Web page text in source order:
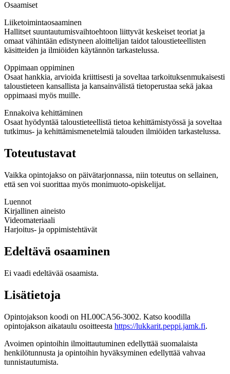
Osaamiset
Liiketoimintaosaaminen
Hallitset suuntautumisvaihtoehtoon liittyvät keskeiset teoriat ja
omaat vähintään edistyneen aloittelijan taidot taloustieteellisten
käsitteiden ja ilmiöiden käytännön tarkastelussa.
Oppimaan oppiminen
Osaat hankkia, arvioida kriittisesti ja soveltaa tarkoituksenmukaisesti
taloustieteen kansallista ja kansainvälistä tietoperustaa sekä jakaa
oppimaasi myös muille.
Ennakoiva kehittäminen
Osaat hyödyntää taloustieteellistä tietoa kehittämistyössä ja soveltaa
tutkimus- ja kehittämismenetelmiä talouden ilmiöiden tarkastelussa.
Toteutustavat
Vaikka opintojakso on päivätarjonnassa, niin toteutus on sellainen,
että sen voi suorittaa myös monimuoto-opiskelijat.
Luennot
Kirjallinen aineisto
Videomateriaali
Harjoitus- ja oppimistehtävät
Edeltävä osaaminen
Ei vaadi edeltävää osaamista.
Lisätietoja
Opintojakson koodi on HL00CA56-3002. Katso koodilla
opintojakson aikataulu osoitteesta https://lukkarit.peppi.jamk.fi.
Avoimen opintoihin ilmoittautuminen edellyttää suomalaista
henkilötunnusta ja opintoihin hyväksyminen edellyttää vahvaa
tunnistautumista.